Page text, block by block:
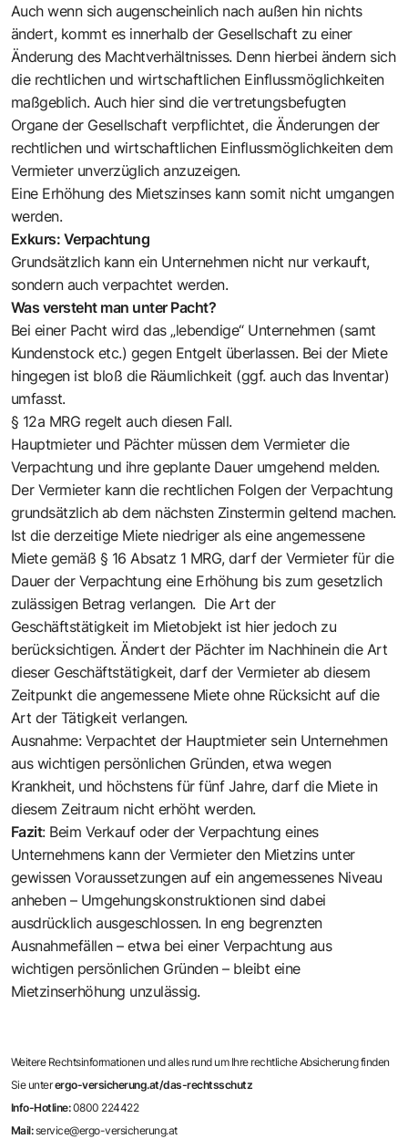
Auch wenn sich augenscheinlich nach außen hin nichts
ändert, kommt es innerhalb der Gesellschaft zu einer
Änderung des Machtverhältnisses. Denn hierbei ändern sich
die rechtlichen und wirtschaftlichen Einflussmöglichkeiten
maßgeblich. Auch hier sind die vertretungsbefugten
Organe der Gesellschaft verpflichtet, die Änderungen der
rechtlichen und wirtschaftlichen Einflussmöglichkeiten dem
Vermieter unverzüglich anzuzeigen.
Eine Erhöhung des Mietszinses kann somit nicht umgangen
werden.
Exkurs: Verpachtung
Grundsätzlich kann ein Unternehmen nicht nur verkauft,
sondern auch verpachtet werden.
Was versteht man unter Pacht?
Bei einer Pacht wird das „lebendige“ Unternehmen (samt
Kundenstock etc.) gegen Entgelt überlassen. Bei der Miete
hingegen ist bloß die Räumlichkeit (ggf. auch das Inventar)
umfasst.
§ 12a MRG regelt auch diesen Fall.
Hauptmieter und Pächter müssen dem Vermieter die
Verpachtung und ihre geplante Dauer umgehend melden.
Der Vermieter kann die rechtlichen Folgen der Verpachtung
grundsätzlich ab dem nächsten Zinstermin geltend machen.
Ist die derzeitige Miete niedriger als eine angemessene
Miete gemäß § 16 Absatz 1 MRG, darf der Vermieter für die
Dauer der Verpachtung eine Erhöhung bis zum gesetzlich
zulässigen Betrag verlangen. Die Art der
Geschäftstätigkeit im Mietobjekt ist hier jedoch zu
berücksichtigen. Ändert der Pächter im Nachhinein die Art
dieser Geschäftstätigkeit, darf der Vermieter ab diesem
Zeitpunkt die angemessene Miete ohne Rücksicht auf die
Art der Tätigkeit verlangen.
Ausnahme: Verpachtet der Hauptmieter sein Unternehmen
aus wichtigen persönlichen Gründen, etwa wegen
Krankheit, und höchstens für fünf Jahre, darf die Miete in
diesem Zeitraum nicht erhöht werden.
Fazit: Beim Verkauf oder der Verpachtung eines
Unternehmens kann der Vermieter den Mietzins unter
gewissen Voraussetzungen auf ein angemessenes Niveau
anheben – Umgehungskonstruktionen sind dabei
ausdrücklich ausgeschlossen. In eng begrenzten
Ausnahmefällen – etwa bei einer Verpachtung aus
wichtigen persönlichen Gründen – bleibt eine
Mietzinserhöhung unzulässig.
Weitere Rechtsinformationen und alles rund um Ihre rechtliche Absicherung finden
Sie unterergo-versicherung.at/das-rechtsschutz
Info-Hotline:0800 224422
Mail:service@ergo-versicherung.at